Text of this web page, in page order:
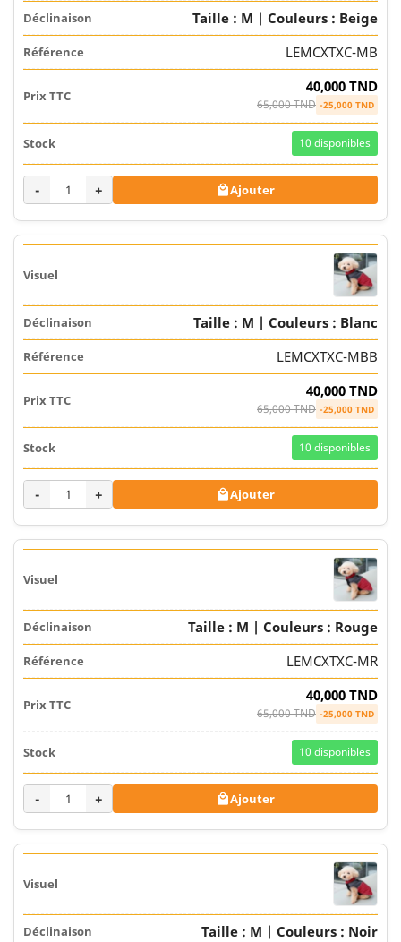
Taille : M | Couleurs : Beige
LEMCXTXC-MB
40,000 TND
65,000 TND -25,000 TND
10 disponibles
- + Ajouter
Taille : M | Couleurs : Blanc
LEMCXTXC-MBB
40,000 TND
65,000 TND -25,000 TND
10 disponibles
- + Ajouter
Taille : M | Couleurs : Rouge
LEMCXTXC-MR
40,000 TND
65,000 TND -25,000 TND
10 disponibles
- + Ajouter
Taille : M | Couleurs : Noir